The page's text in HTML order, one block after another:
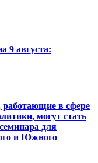
9 августа:
в сфере
могут стать
для
и Южного